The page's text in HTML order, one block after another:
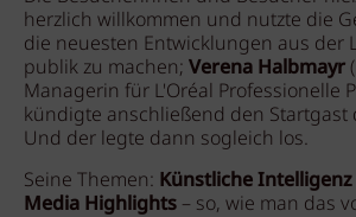
herzlich willkommen und nutzte die
die neuesten Entwicklungen aus der
publik zu machen; Verena Halbmayr
Managerin für L'Oréal Professionelle
kündigte anschließend den Startgast
Und der legte dann sogleich los.
Seine Themen: Künstliche
Media Highlights – so, wie man das